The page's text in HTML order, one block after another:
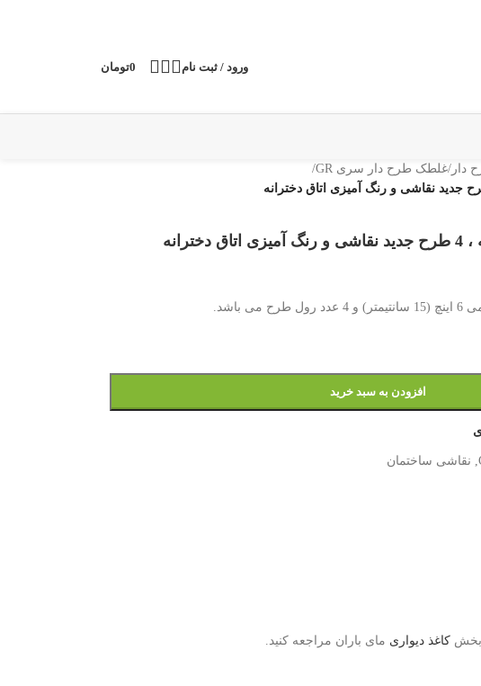
ورود / ثبت نام 0تومان
دار /غلطک طرح دار سری GR
/
افزودن به سبد خرید
, نقاشی ساختمان
بخش کاغذ دیواری مای باران مراجعه کنید.